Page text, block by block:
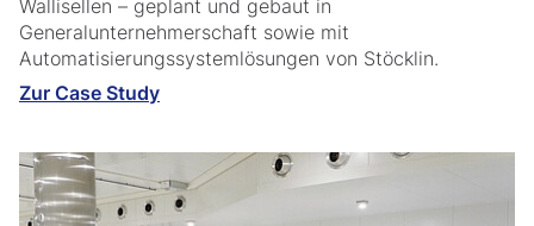
Wallisellen – geplant und gebaut in
Generalunternehmerschaft sowie mit
Automatisierungssystemlösungen von Stöcklin.
Zur Case Study